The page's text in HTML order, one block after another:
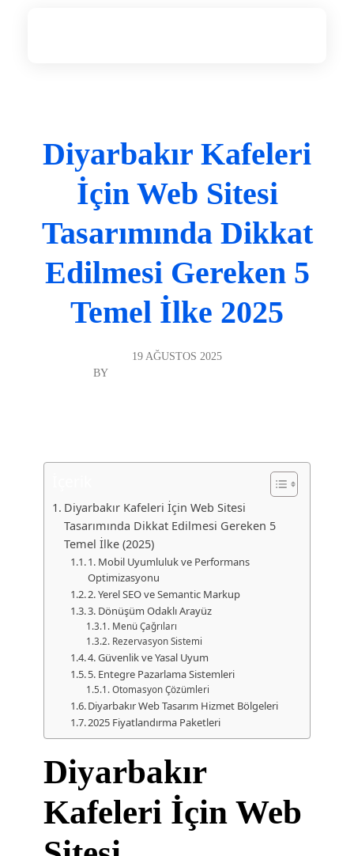
Diyarbakır Kafeleri
İçin Web Sitesi
Tasarımında Dikkat
Edilmesi Gereken 5
Temel İlke 2025
19 AĞUSTOS 2025
BY
Diyarbakır Kafeleri İçin Web Sitesi
Tasarımında Dikkat Edilmesi Gereken 5
Temel İlke (2025)
1. Mobil Uyumluluk ve Performans
Optimizasyonu
2. Yerel SEO ve Semantic Markup
3. Dönüşüm Odaklı Arayüz
Menü Çağrıları
Rezervasyon Sistemi
4. Güvenlik ve Yasal Uyum
5. Entegre Pazarlama Sistemleri
Otomasyon Çözümleri
Diyarbakır Web Tasarım Hizmet Bölgeleri
2025 Fiyatlandırma Paketleri
Diyarbakır
Kafeleri İçin Web